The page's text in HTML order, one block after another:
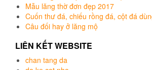
Mẫu lăng thờ đơn đẹp 2017
Cuốn thư đá, chiếu rồng đá, cột đá
Câu đối hay ở lăng mộ
LIÊN KẾT WEBSITE
chan tang da